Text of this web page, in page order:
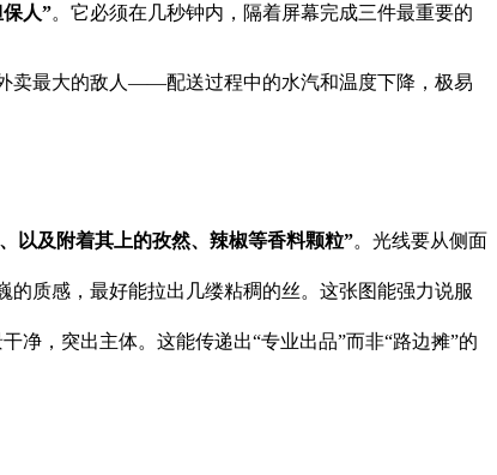
人”。它必须在几秒钟内，隔着屏幕完成三件最重要的
卖最大的敌人——配送过程中的水汽和温度下降，极易
以及附着其上的孜然、辣椒等香料颗粒”。光线要从侧面
的质感，最好能拉出几缕粘稠的丝。这张图能强力说服
净，突出主体。这能传递出“专业出品”而非“路边摊”的